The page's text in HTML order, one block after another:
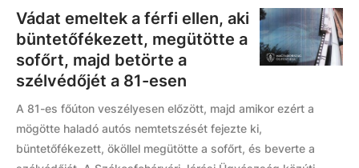
Vádat emeltek a férfi ellen, aki
büntetőfékezett, megütötte a
sofőrt, majd betörte a
szélvédőjét a 81-esen
A 81-es főúton veszélyesen előzött, majd amikor ezért a
mögötte haladó autós nemtetszését fejezte ki,
büntetőfékezett, ököllel megütötte a sofőrt, és beverte a